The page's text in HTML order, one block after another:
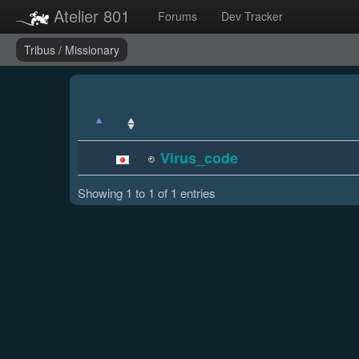
Atelier 801 Forums Dev Tracker
Tribus / Missionary
Virus_code
Showing 1 to 1 of 1 entries